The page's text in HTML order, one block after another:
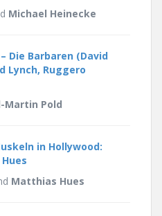
Michael Heinecke
Die Barbaren (David
Lynch, Ruggero
Martin Pold
in Hollywood:
Matthias Hues